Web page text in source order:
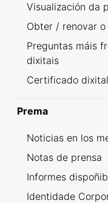
Visualización da
Obter / renovar
Preguntas máis
dixitais
Certificado
Prema
Noticias en los
Notas de prensa
Informes
Identidade